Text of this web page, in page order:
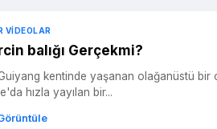
VIDEOLAR
balığı Gerçekmi?
kentinde yaşanan olağanüstü bir
hızla yayılan bir...